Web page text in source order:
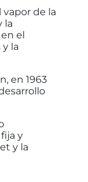
de la
la
el
la
en 1963
y
y la